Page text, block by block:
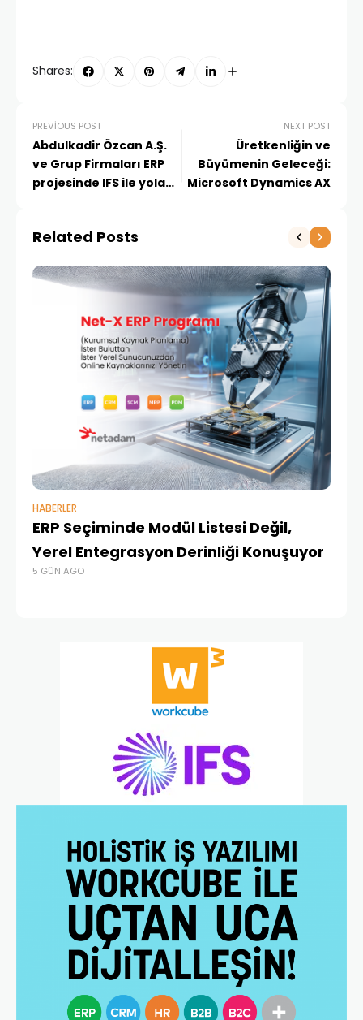
Shares:
PREVIOUS POST
Abdulkadir Özcan A.Ş.
ve Grup Firmaları ERP
projesinde IFS ile yola
NEXT POST
Üretkenliğin ve
Büyümenin Geleceği:
Microsoft Dynamics AX
Related Posts
HABERLER
ERP Seçiminde Modül Listesi Değil,
Yerel Entegrasyon Derinliği Konuşuyor
5 GÜN AGO